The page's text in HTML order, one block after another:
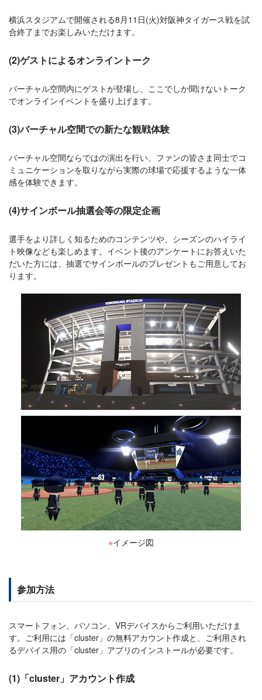
横浜スタジアムで開催される8月11日(火)対阪神タイガース戦を試
合終了までお楽しみいただけます。
(2)ゲストによるオンライントーク
バーチャル空間内にゲストが登場し、ここでしか聞けないトーク
でオンラインイベントを盛り上げます。
(3)バーチャル空間での新たな観戦体験
バーチャル空間ならではの演出を行い、ファンの皆さま同士でコ
ミュニケーションを取りながら実際の球場で応援するような一体
感を体験できます。
(4)サインボール抽選会等の限定企画
選手をより詳しく知るためのコンテンツや、シーズンのハイライ
ト映像なども楽しめます。イベント後のアンケートにお答えいた
だいた方には、抽選でサインボールのプレゼントもご用意してお
ります。
※イメージ図
参加方法
スマートフォン、パソコン、VRデバイスからご利用いただけま
す。ご利用には「cluster」の無料アカウント作成と、ご利用され
るデバイス用の「cluster」アプリのインストールが必要です。
(1)「cluster」アカウント作成